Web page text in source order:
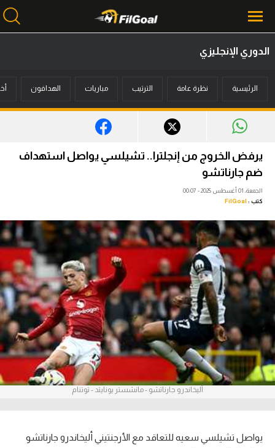
أخبار
ميركاتو
فانتازي في الجول
مسابقة التوقعات
فيديوهات
عدسات
آراء حرة
ركن الألعاب
بطولات
أمريكا 2026
الدوري الإنجليزي الممتاز
الدوري الإنجليزي
الرئيسية نظرة عامة الترتيب مباريات الهدافون
يرفض الخروج من إنجلترا.. تشيلسي يواصل استهداف
ضم جارناتشو
الجمعة، 01 أغسطس 2025 - 00:07
كتب : FilGoal
أليخاندرو جارناتشو - مانشستر يونايتد - توتنام
يواصل تشيلسي سعيه للتعاقد مع الأرجنتيني أليخاندرو جارناتشو